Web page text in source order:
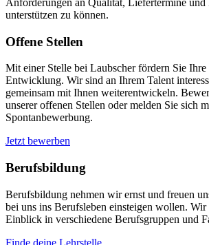
unterstützen zu können.
Offene Stellen
Mit einer Stelle bei Laubscher fördern Sie
Entwicklung. Wir sind an Ihrem Talent
gemeinsam mit Ihnen weiterentwickeln.
unserer offenen Stellen oder melden Sie sich
Spontanbewerbung.
Jetzt bewerben
Berufsbildung
Berufsbildung nehmen wir ernst und freuen
bei uns ins Berufsleben einsteigen wollen. Wir
Einblick in verschiedene Berufsgruppen und
Finde deine Lehrstelle